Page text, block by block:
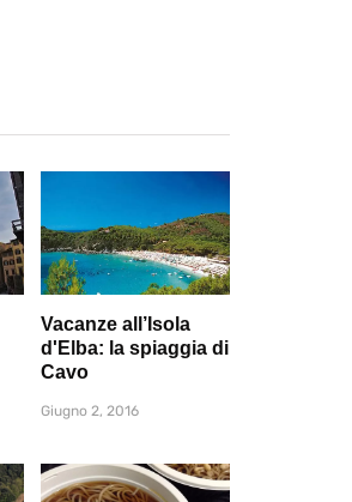
Vacanze all’Isola
d'Elba: la spiaggia di
Cavo
Giugno 2, 2016